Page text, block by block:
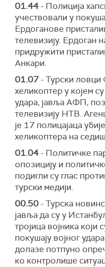
01.44- Полиција
учествовали у
Ердоганове
телевизију. Ердоган
придружити
Анкари.
01.07- Турски
хеликоптер у којем
удара, јавља АФП,
телевизију НТВ.
је 17 полицајаца
хеликоптера на
01.04- Политичке
опозицију и
подигли су глас
турски медији.
00.50- Турска
јавља да су у
тројица војника који
покушају војног
долазе потпуно
ко контролише